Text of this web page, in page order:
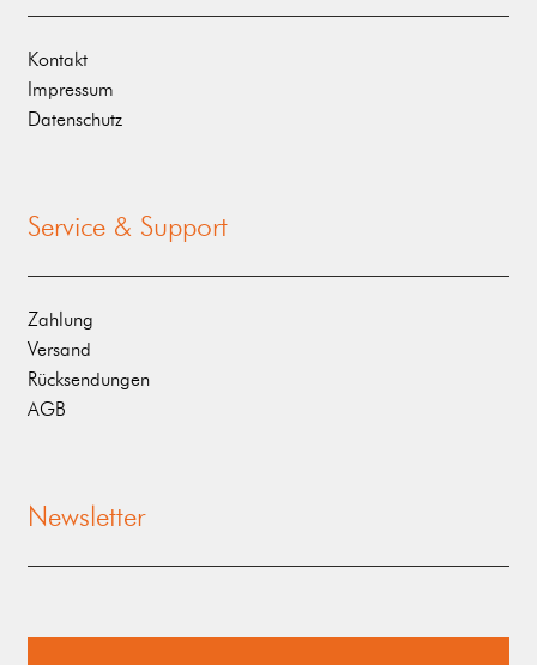
Kontakt
Impressum
Datenschutz
Service & Support
Zahlung
Versand
Rücksendungen
AGB
Newsletter